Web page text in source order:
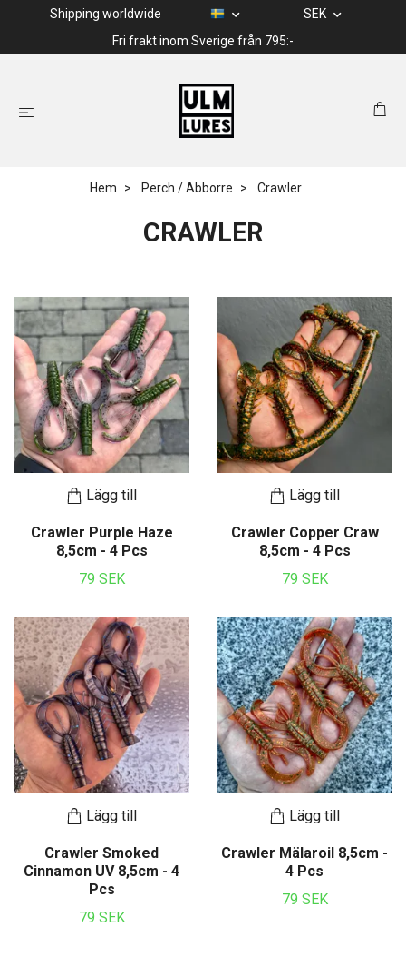
Shipping worldwide
SEK
Fri frakt inom Sverige från 795:-
Hem Perch / Abborre Crawler
CRAWLER
Lägg till
Crawler Purple Haze
8,5cm - 4 Pcs
79 SEK
Lägg till
Crawler Copper Craw
8,5cm - 4 Pcs
79 SEK
Lägg till
Crawler Smoked
Cinnamon UV 8,5cm - 4
Pcs
79 SEK
Lägg till
Crawler Mälaroil 8,5cm -
4 Pcs
79 SEK